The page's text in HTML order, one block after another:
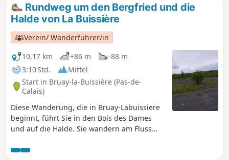
Rundweg um den Bergfried und die
Halde von La Buissière
Verein/ Wanderführer/in
10,17 km
+86 m
-88 m
3:10 Std.
Mittel
Start in Bruay-la-Buissière (Pas-de-
Calais)
Diese Wanderung, die in Bruay-Labuissiere
beginnt, führt Sie in den Bois des Dames
und auf die Halde. Sie wandern am Fluss
bewaldeten Wegen mit einigen leicht zu